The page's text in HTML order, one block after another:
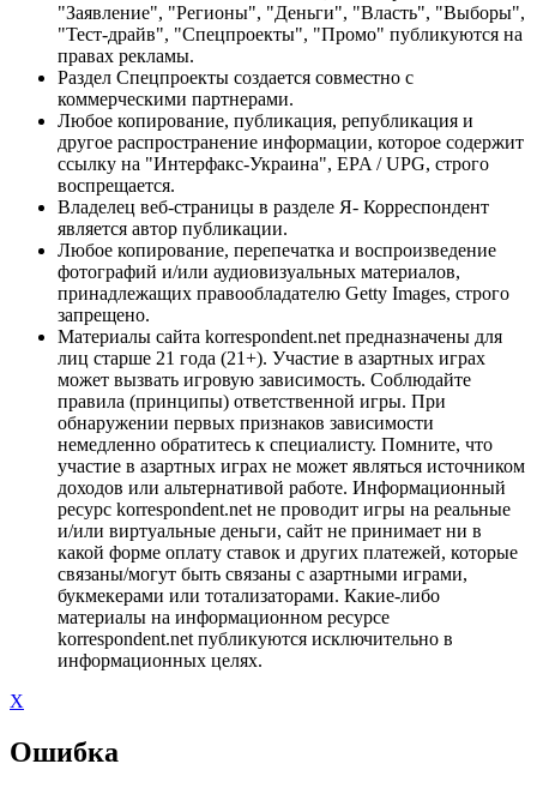
"Заявление", "Регионы", "Деньги", "Власть", "Выборы",
"Тест-драйв", "Спецпроекты", "Промо" публикуются на
правах рекламы.
Раздел Спецпроекты создается совместно с
коммерческими партнерами.
Любое копирование, публикация, републикация и
другое распространение информации, которое содержит
ссылку на "Интерфакс-Украина", EPA / UPG, строго
воспрещается.
Владелец веб-страницы в разделе Я- Корреспондент
является автор публикации.
Любое копирование, перепечатка и воспроизведение
фотографий и/или аудиовизуальных материалов,
принадлежащих правообладателю Getty Images, строго
запрещено.
Материалы сайта korrespondent.net предназначены для
лиц старше 21 года (21+). Участие в азартных играх
может вызвать игровую зависимость. Соблюдайте
правила (принципы) ответственной игры. При
обнаружении первых признаков зависимости
немедленно обратитесь к специалисту. Помните, что
участие в азартных играх не может являться источником
доходов или альтернативой работе. Информационный
ресурс korrespondent.net не проводит игры на реальные
и/или виртуальные деньги, сайт не принимает ни в
какой форме оплату ставок и других платежей, которые
связаны/могут быть связаны с азартными играми,
букмекерами или тотализаторами. Какие-либо
материалы на информационном ресурсе
korrespondent.net публикуются исключительно в
информационных целях.
X
Ошибка